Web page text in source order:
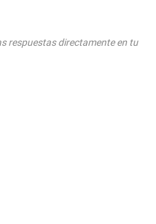
respuestas directamente en tu